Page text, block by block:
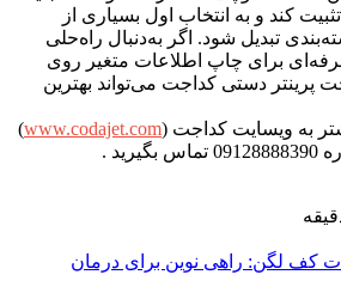
کند و به انتخاب اول بسیاری از
تبدیل شود. اگر به‌دنبال راه‌حلی
برای چاپ اطلاعات متغیر روی
پرینتر دستی کداجت می‌تواند بهترین
به ویسایت کداجت (www.codajet.com
)
.
کف لگن: راهی نوین برای درمان